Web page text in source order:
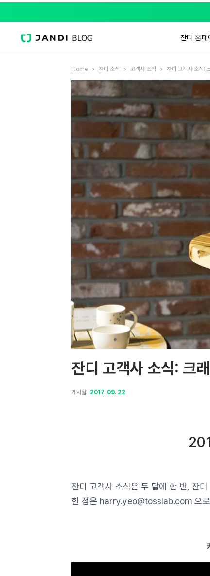
잔디 홈페
Home 잔디 소식 고객사 소식 잔디 고객사 소식:
잔디 고객사 소식: 크
게시일: 2017. 09. 22
잔디 고객사 소식은 두 달에 한 번, 잔
한 점은 harry.yeo@tosslab.com 으로